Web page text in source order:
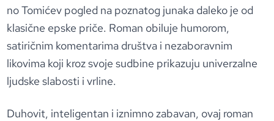
no Tomićev pogled na poznatog junaka daleko je od
klasične epske priče. Roman obiluje humorom,
satiričnim komentarima društva i nezaboravnim
likovima koji kroz svoje sudbine prikazuju univerzalne
ljudske slabosti i vrline.
Duhovit, inteligentan i iznimno zabavan, ovaj roman